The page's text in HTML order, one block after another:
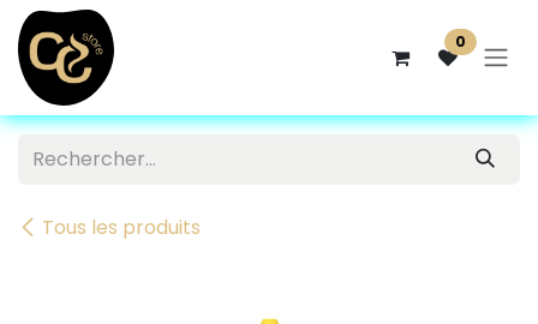
Se rendre au contenu
0
Tous les produits